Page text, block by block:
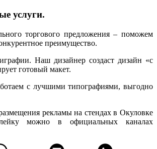
услуги.
торгового предложения – поможем
преимущество.
Наш дизайнер создаст дизайн «с
готовый макет.
с лучшими типографиями, выгодно
рекламы на стендах в Окуловке
можно в официальных каналах